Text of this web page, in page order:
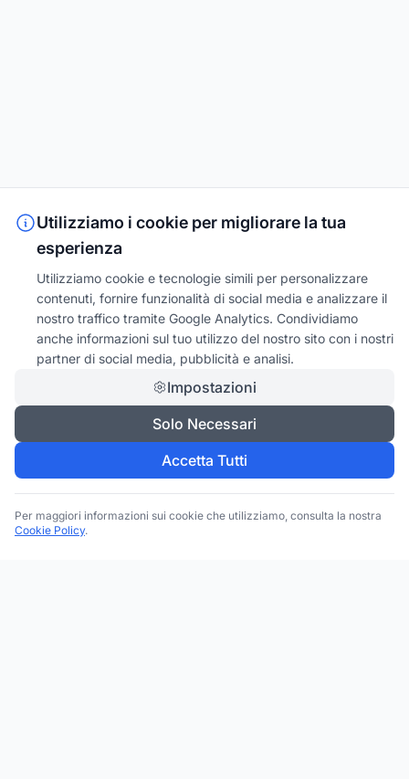
Utilizziamo i cookie per migliorare la tua
esperienza
Utilizziamo cookie e tecnologie simili per personalizzare
contenuti, fornire funzionalità di social media e analizzare il
nostro traffico tramite Google Analytics. Condividiamo
anche informazioni sul tuo utilizzo del nostro sito con i nostri
partner di social media, pubblicità e analisi.
Impostazioni
Solo Necessari
Accetta Tutti
Per maggiori informazioni sui cookie che utilizziamo, consulta la nostra
Cookie Policy.